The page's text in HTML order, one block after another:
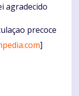
agradecido
precoce
]